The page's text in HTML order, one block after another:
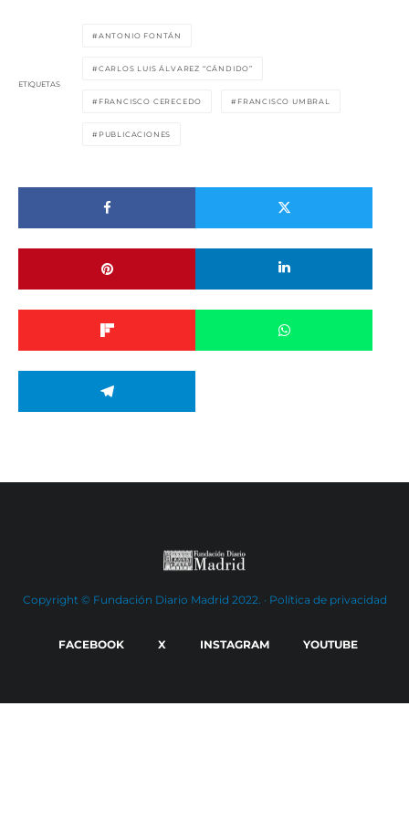
ETIQUETAS
ANTONIO FONTÁN
CARLOS LUIS ÁLVAREZ “CÁNDIDO”
FRANCISCO CERECEDO FRANCISCO UMBRAL
PUBLICACIONES
Copyright © Fundación Diario Madrid 2022. · Política de privacidad
FACEBOOK X INSTAGRAM YOUTUBE